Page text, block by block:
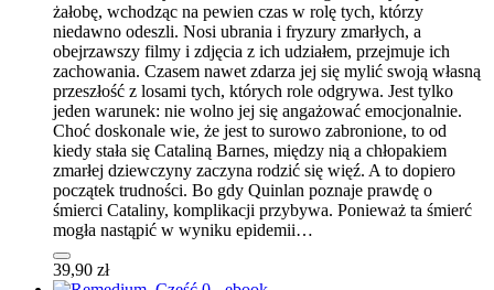
żałobę, wchodząc na pewien czas w rolę tych, którzy
niedawno odeszli. Nosi ubrania i fryzury zmarłych, a
obejrzawszy filmy i zdjęcia z ich udziałem, przejmuje ich
zachowania. Czasem nawet zdarza jej się mylić swoją własną
przeszłość z losami tych, których role odgrywa. Jest tylko
jeden warunek: nie wolno jej się angażować emocjonalnie.
Choć doskonale wie, że jest to surowo zabronione, to od
kiedy stała się Cataliną Barnes, między nią a chłopakiem
zmarłej dziewczyny zaczyna rodzić się więź. A to dopiero
początek trudności. Bo gdy Quinlan poznaje prawdę o
śmierci Cataliny, komplikacji przybywa. Ponieważ ta śmierć
mogła nastąpić w wyniku epidemii…
39,90 zł